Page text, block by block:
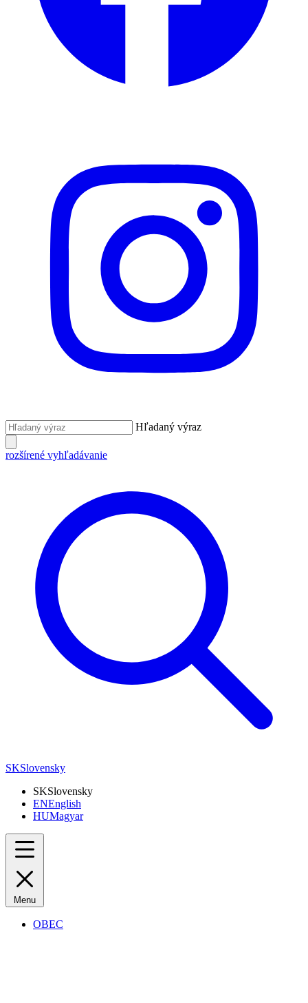
Hľadaný výraz
rozšírené vyhľadávanie
SKSlovensky
SKSlovensky
ENEnglish
HUMagyar
Menu
OBEC